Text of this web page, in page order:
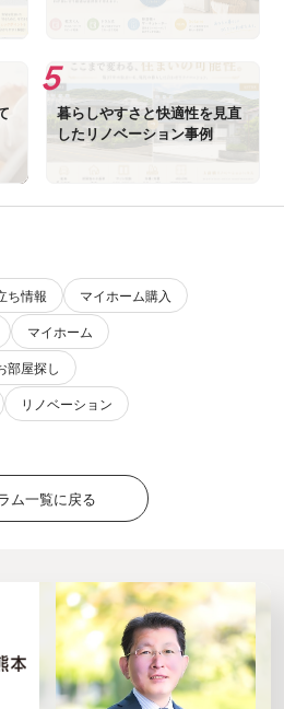
暮らしやすさと快適性を見直
したリノベーション事例
ち情報
マイホーム購入
マイホーム
部屋探し
リノベーション
ム一覧に戻る